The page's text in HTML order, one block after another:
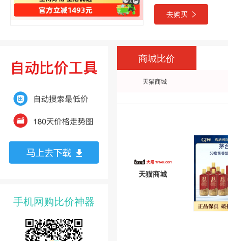
去购买
手机网购比价神器
商城比价
天猫商城
天猫商城